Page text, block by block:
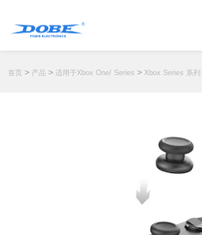
首页 > 产品 > 适用于Xbox One/ Series > Xbox Series 系列